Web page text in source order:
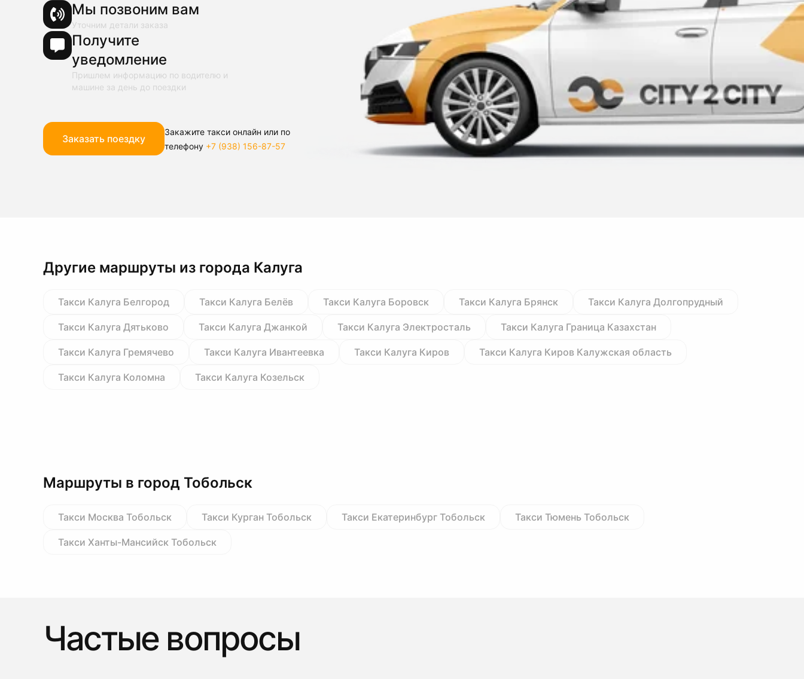
Мы позвоним вам
Уточним детали заказа
Получите
уведомление
Пришлем информацию по водителю и
машине за день до поездки
Заказать поездку
Закажите такси онлайн или по
телефону +7 (938) 156-87-57
Другие маршруты из города Калуга
Такси Калуга Белгород Такси Калуга Белёв Такси Калуга Боровск Такси Калуга Брянск Такси Калуга Долгопрудный
Такси Калуга Дятьково Такси Калуга Джанкой Такси Калуга Электросталь Такси Калуга Граница Казахстан
Такси Калуга Гремячево Такси Калуга Ивантеевка Такси Калуга Киров Такси Калуга Киров Калужская область
Такси Калуга Коломна Такси Калуга Козельск
Маршруты в город Тобольск
Такси Москва Тобольск Такси Курган Тобольск Такси Екатеринбург Тобольск Такси Тюмень Тобольск
Такси Ханты-Мансийск Тобольск
Частые вопросы